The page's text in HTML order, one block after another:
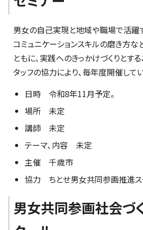
男女の自己実現と地域や職場で活躍
コミュニケーションスキルの磨き方
ともに、実践へのきっかけづくりとす
タッフの協力により、毎年度開催して
日時 令和8年11月予定。
場所 未定
講師 未定
テーマ、内容 未定
主催 千歳市
協力 ちとせ男女共同参画推進ス
男女共同参画社会づ